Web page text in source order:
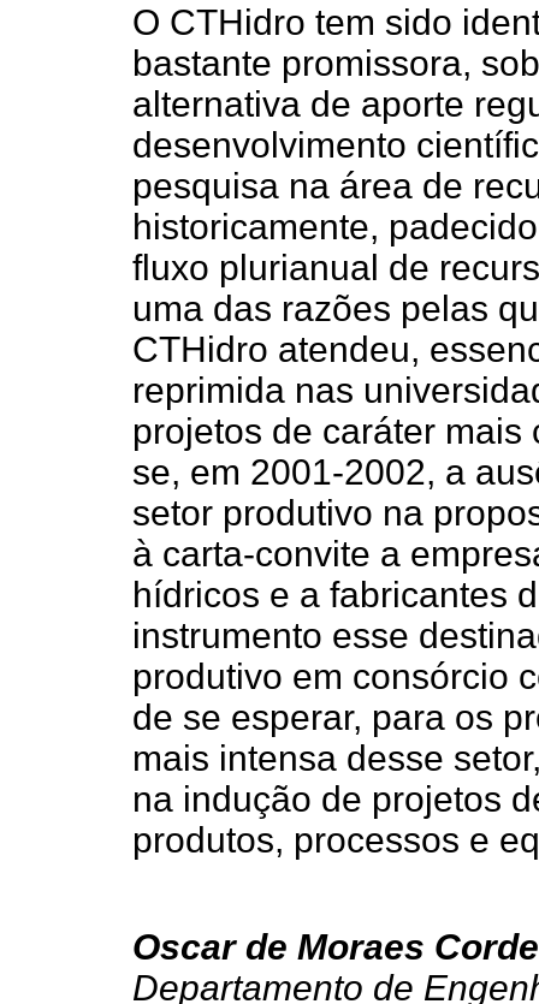
O CTHidro tem sido
bastante promissora,
alternativa de aporte
desenvolvimento
pesquisa na área de
historicamente,
fluxo plurianual de
uma das razões pelas
CTHidro atendeu,
reprimida nas
projetos de caráter
se, em 2001-2002, a
setor produtivo na
à carta-convite a
hídricos e a fabricantes
instrumento esse
produtivo em consórcio
de se esperar, para os
mais intensa desse
na indução de projetos
produtos, processos e
Oscar de Moraes
Departamento de